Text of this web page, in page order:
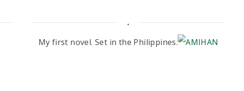
.
My first novel. Set in the Philippines.